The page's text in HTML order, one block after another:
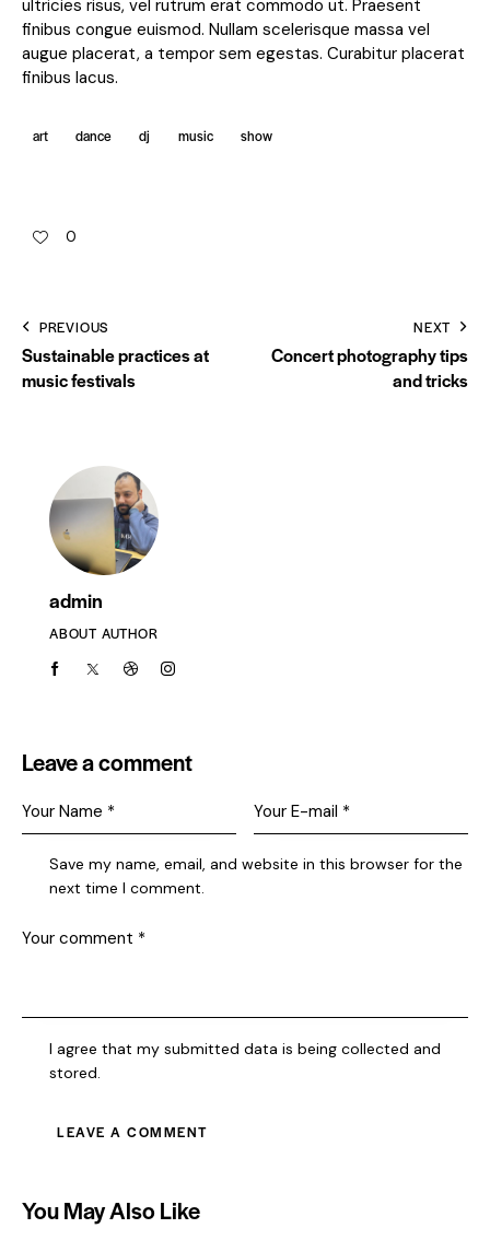
ultricies risus, vel rutrum erat commodo ut. Praesent
finibus congue euismod. Nullam scelerisque massa vel
augue placerat, a tempor sem egestas. Curabitur placerat
finibus lacus.
art dance dj music show
0
PREVIOUS
Sustainable practices at
music festivals
NEXT
Concert photography tips
and tricks
admin
ABOUT AUTHOR
Leave a comment
Save my name, email, and website in this browser for the
next time I comment.
I agree that my submitted data is being collected and
stored.
You May Also Like